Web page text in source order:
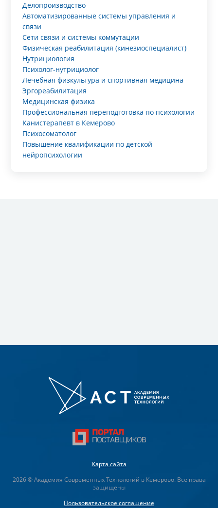
Делопроизводство
Автоматизированные системы управления и
связи
Сети связи и системы коммутации
Физическая реабилитация (кинезиоспециалист)
Нутрициология
Психолог-нутрициолог
Лечебная физкультура и спортивная медицина
Эргореабилитация
Медицинская физика
Профессиональная переподготовка по психологии
Канистерапевт в Кемерово
Психосоматолог
Повышение квалификации по детской
нейропсихологии
Карта сайта
2026 © Академия Современных Технологий в Кемерово. Все права
защищены
Пользовательское соглашение